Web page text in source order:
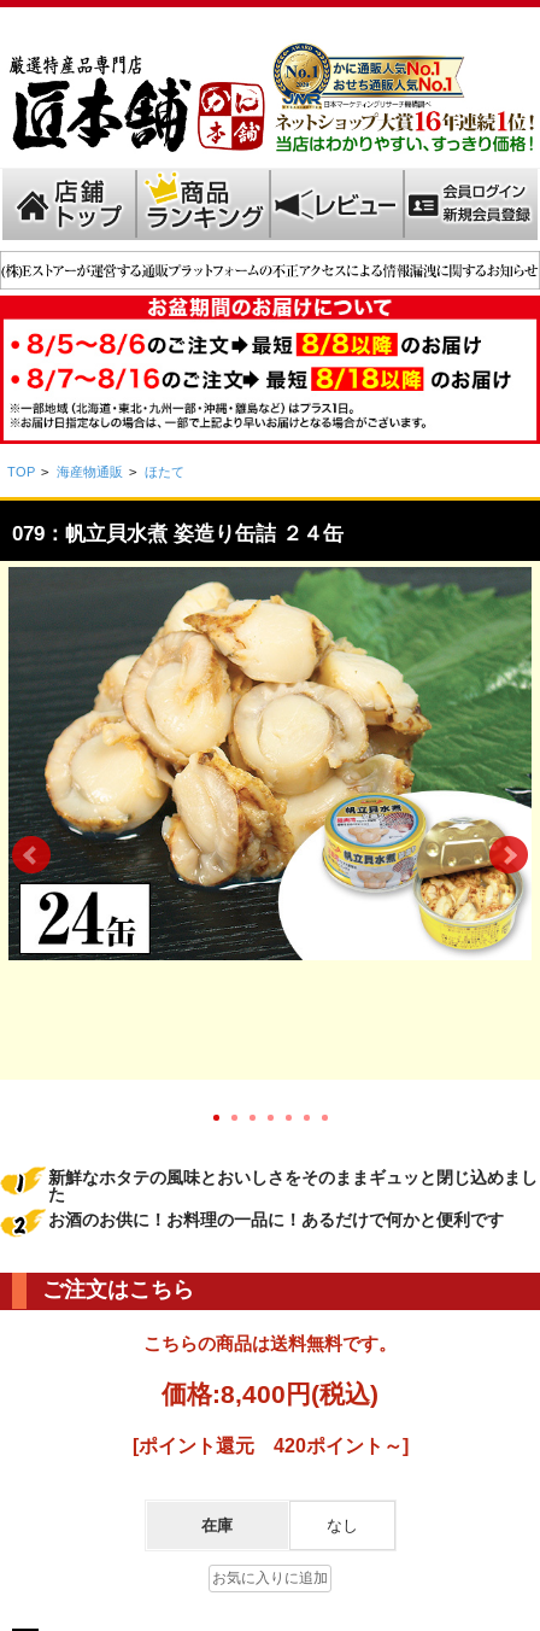
TOP > 海産物通販 > ほたて
079：帆立貝水煮 姿造り缶詰 ２４缶
新鮮なホタテの風味とおいしさをそのままギュッと閉じ込めまし
た
お酒のお供に！お料理の一品に！あるだけで何かと便利です
ご注文はこちら
こちらの商品は送料無料です。
価格:8,400円 (税込)
[ポイント還元 420ポイント～]
在庫 なし